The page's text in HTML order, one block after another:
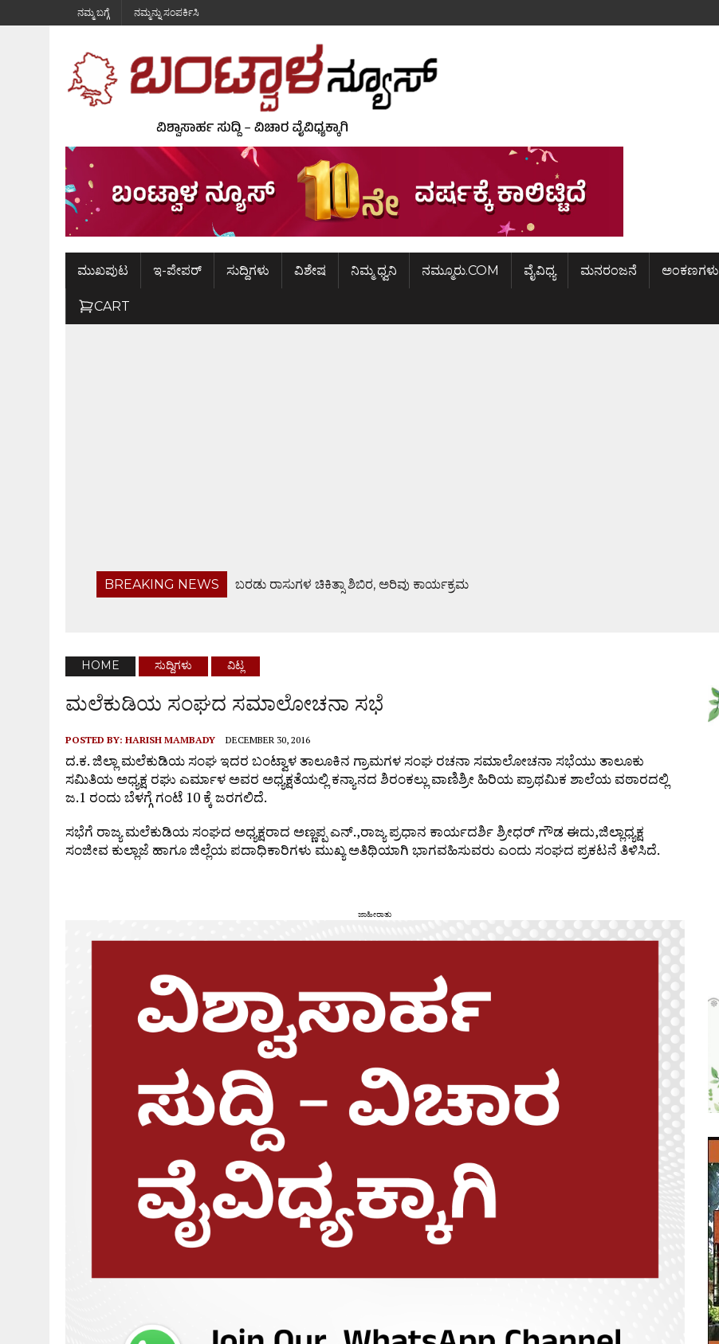
ನಮ್ಮ ಬಗ್ಗೆ ನಮ್ಮನ್ನು ಸಂಪರ್ಕಿಸಿ
ಮುಖಪುಟ ಇ-ಪೇಪರ್ ಸುದ್ದಿಗಳು ವಿಶೇಷ ನಿಮ್ಮ ಧ್ವನಿ ನಮ್ಮೂರು.COM ವೈವಿಧ್ಯ ಮನರಂಜನೆ ಅಂಕಣಗಳು
CART
BREAKING NEWS
ಬರಡು ರಾಸುಗಳ ಚಿಕಿತ್ಸಾ ಶಿಬಿರ, ಅರಿವು ಕಾರ್ಯಕ್ರಮ
ಆ.28ರಂದು ಸರಪಾಡಿಯಲ್ಲಿ ಸಾಮೂಹಿಕ ಶ್ರೀ ವರಮಹಾಲಕ್ಷ್ಮಿ ಪೂಜೆ : ಆಮಂತ್ರಣ ಪತ್ರಿಕೆ ಬಿಡುಗಡೆ
HOME ಸುದ್ದಿಗಳು ವಿಟ್ಲ
ಮಲೆಕುಡಿಯ ಸಂಘದ ಸಮಾಲೋಚನಾ ಸಭೆ
POSTED BY: HARISH MAMBADY DECEMBER 30, 2016
ದ.ಕ. ಜಿಲ್ಲಾ ಮಲೆಕುಡಿಯ ಸಂಘ ಇದರ ಬಂಟ್ವಾಳ ತಾಲೂಕಿನ ಗ್ರಾಮಗಳ ಸಂಘ ರಚನಾ ಸಮಾಲೋಚನಾ ಸಭೆಯು ತಾಲೂಕು
ಸಮಿತಿಯ ಅಧ್ಯಕ್ಷ ರಘು ಎರ್ಮಾಳ ಅವರ ಅಧ್ಯಕ್ಷತೆಯಲ್ಲಿ ಕನ್ಯಾನದ ಶಿರಂಕಲ್ಲು ವಾಣಿಶ್ರೀ ಹಿರಿಯ ಪ್ರಾಥಮಿಕ ಶಾಲೆಯ ವಠಾರದಲ್ಲಿ
ಜ.1 ರಂದು ಬೆಳಗ್ಗೆ ಗಂಟೆ 10 ಕ್ಕೆ ಜರಗಲಿದೆ.
ಸಭೆಗೆ ರಾಜ್ಯ ಮಲೆಕುಡಿಯ ಸಂಘದ ಅಧ್ಯಕ್ಷರಾದ ಅಣ್ಣಪ್ಪ ಎನ್.,ರಾಜ್ಯ ಪ್ರಧಾನ ಕಾರ್ಯದರ್ಶಿ ಶ್ರೀಧರ್ ಗೌಡ ಈದು,ಜಿಲ್ಲಾಧ್ಯಕ್ಷ
ಸಂಜೀವ ಕುಲ್ಲಾಜೆ ಹಾಗೂ ಜಿಲ್ಲೆಯ ಪದಾಧಿಕಾರಿಗಳು ಮುಖ್ಯ ಅತಿಥಿಯಾಗಿ ಭಾಗವಹಿಸುವರು ಎಂದು ಸಂಘದ ಪ್ರಕಟನೆ ತಿಳಿಸಿದೆ.
ಜಾಹೀರಾತು